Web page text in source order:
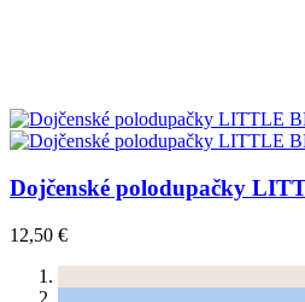
Dojčenské polodupačky
12,50 €